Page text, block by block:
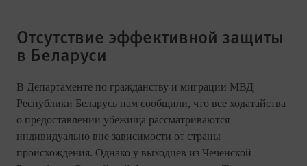
Отсутствие эффективной защиты
в Беларуси
В Департаменте по гражданству и миграции МВД
Республики Беларусь нам сообщили, что все ходатайства
о предоставлении убежища рассматриваются
индивидуально вне зависимости от страны
происхождения. Однако у выходцев из Чеченской